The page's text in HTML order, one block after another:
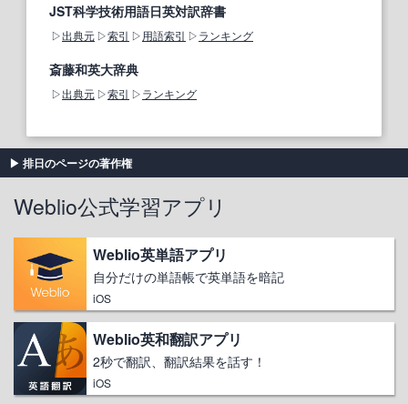
JST科学技術用語日英対訳辞書
出典元 索引 用語索引 ランキング
斎藤和英大辞典
出典元 索引 ランキング
排日のページの著作権
Weblio公式学習アプリ
Weblio英単語アプリ
自分だけの単語帳で英単語を暗記
iOS
Weblio英和翻訳アプリ
2秒で翻訳、翻訳結果を話す！
iOS